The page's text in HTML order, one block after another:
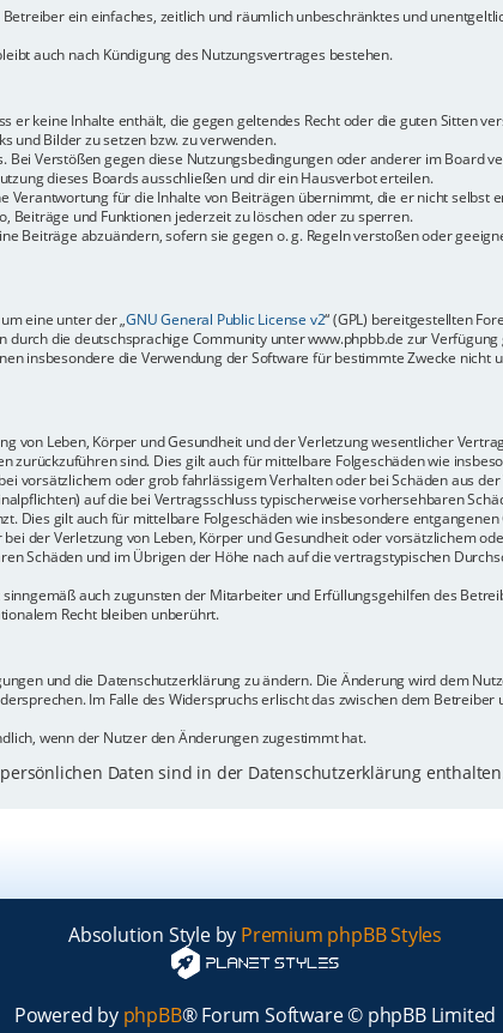
ein einfaches, zeitlich und räumlich unbeschränktes und
auch nach Kündigung des Nutzungsvertrages bestehen.
er keine Inhalte enthält, die gegen geltendes Recht oder die guten Sitten
und Bilder zu setzen bzw. zu verwenden.
Bei Verstößen gegen diese Nutzungsbedingungen oder anderer im Board
dieses Boards ausschließen und dir ein Hausverbot erteilen.
Verantwortung für die Inhalte von Beiträgen übernimmt, die er nicht selbst
Beiträge und Funktionen jederzeit zu löschen oder zu sperren.
Beiträge abzuändern, sofern sie gegen o. g. Regeln verstoßen oder
eine unter der „GNU General Public License v2“ (GPL) bereitgestellten
die deutschsprachige Community unter www.phpbb.de zur
insbesondere die Verwendung der Software für bestimmte Zwecke nicht
von Leben, Körper und Gesundheit und der Verletzung wesentlicher
zurückzuführen sind. Dies gilt auch für mittelbare Folgeschäden wie
vorsätzlichem oder grob fahrlässigem Verhalten oder bei Schäden aus
auf die bei Vertragsschluss typischerweise vorhersehbaren
Dies gilt auch für mittelbare Folgeschäden wie insbesondere entgangenen
der Verletzung von Leben, Körper und Gesundheit oder vorsätzlichem
Schäden und im Übrigen der Höhe nach auf die vertragstypischen
auch zugunsten der Mitarbeiter und Erfüllungsgehilfen des
Recht bleiben unberührt.
und die Datenschutzerklärung zu ändern. Die Änderung wird dem
Im Falle des Widerspruchs erlischt das zwischen dem
wenn der Nutzer den Änderungen zugestimmt hat.
Daten sind in der Datenschutzerklärung
Absolution Style by Premium phpBB Styles
Powered by phpBB® Forum Software © phpBB Limited